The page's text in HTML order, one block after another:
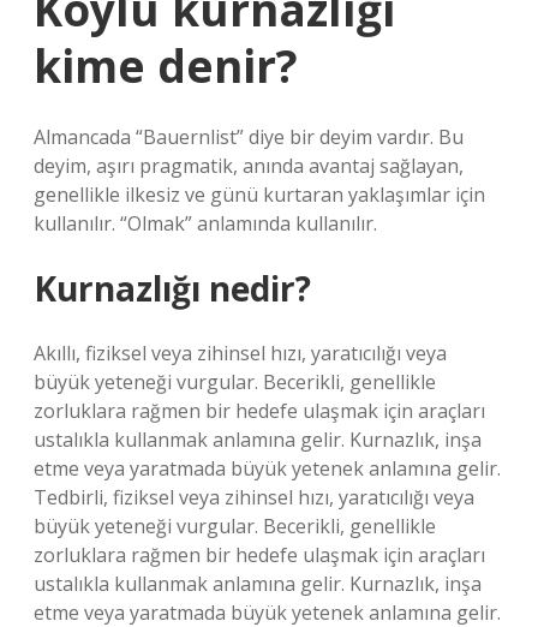
kime denir?
Almancada “Bauernlist” diye bir deyim vardır. Bu
deyim, aşırı pragmatik, anında avantaj sağlayan,
genellikle ilkesiz ve günü kurtaran yaklaşımlar için
kullanılır. “Olmak” anlamında kullanılır.
Kurnazlığı nedir?
Akıllı, fiziksel veya zihinsel hızı, yaratıcılığı veya
büyük yeteneği vurgular. Becerikli, genellikle
zorluklara rağmen bir hedefe ulaşmak için araçları
ustalıkla kullanmak anlamına gelir. Kurnazlık, inşa
etme veya yaratmada büyük yetenek anlamına gelir.
Tedbirli, fiziksel veya zihinsel hızı, yaratıcılığı veya
büyük yeteneği vurgular. Becerikli, genellikle
zorluklara rağmen bir hedefe ulaşmak için araçları
ustalıkla kullanmak anlamına gelir. Kurnazlık, inşa
etme veya yaratmada büyük yetenek anlamına gelir.